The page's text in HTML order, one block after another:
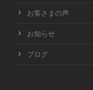
お客さまの声
お知らせ
ブログ